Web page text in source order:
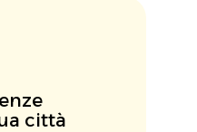
città